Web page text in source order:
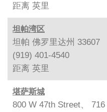
距离 英里
坦帕湾区
坦帕 佛罗里达州 33607
(919) 401-4540
距离 英里
堪萨斯城
800 W 47th Street、